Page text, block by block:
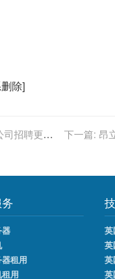
除]
司招聘更多
下一篇: 昂
器
租用
用
英
英
英
英